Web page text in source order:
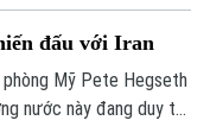
đấu với Iran
Mỹ Pete Hegseth
nước này đang duy trì